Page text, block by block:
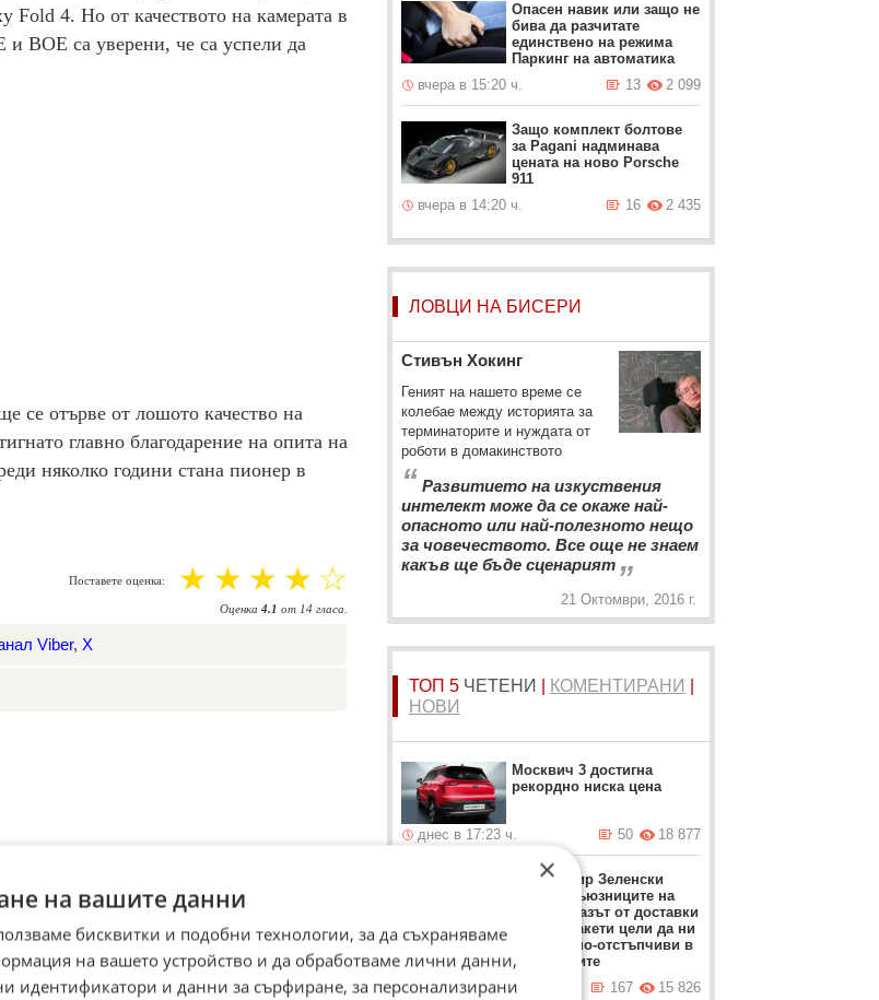
Fold 4. Но от качеството на камерата в
и BOE са уверени, че са успели да
се отърве от лошото качество на
главно благодарение на опита на
няколко години стана пионер в
Поставете оценка: ☆
☆
☆
☆
☆
Оценка 4.1 от 14гласа.
Viber, X
Опасен навик или защо не
бива да разчитате
единствено на режима
Паркинг на автоматика
вчера в 15:20 ч.
2 099
13
Защо комплект болтове
за Pagani надминава
цената на ново Porsche
911
вчера в 14:20 ч.
2 435
16
ЛОВЦИ НА БИСЕРИ
Стивън Хокинг
Геният на нашето време се
колебае между историята за
терминаторите и нуждата от
роботи в домакинството
“ Развитието на изкуствения
интелект може да се окаже най-
опасното или най-полезното нещо
за човечеството. Все още не знаем
какъв ще бъде сценарият „
21 Октомври, 2016 г.
ТОП 5 ЧЕТЕНИ КОМЕНТИРАНИ
НОВИ
Москвич 3 достигна
рекордно ниска цена
днес в 17:23 ч. 18 877
50
Володимир Зеленски
обвини съюзниците на
Киев: Отказът от доставки
на ПВО ракети цели да ни
направи по-отстъпчиви в
преговорите
днес в 12:37 ч.
15 826
167
×
на вашите данни
бисквитки и подобни технологии, за да съхраняваме
на вашето устройство и да обработваме лични данни,
идентификатори и данни за сърфиране, за персонализирани